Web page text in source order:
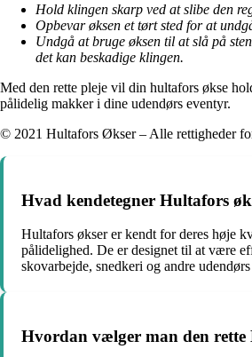
Hold klingen skarp ved at slibe den
Opbevar øksen et tørt sted for at
Undgå at bruge øksen til at slå på
det kan beskadige klingen.
Med den rette pleje vil din hultafors økse
pålidelig makker i dine udendørs eventyr.
© 2021 Hultafors Økser – Alle rettigheder
Hvad kendetegner Hultafors
Hultafors økser er kendt for deres høje
pålidelighed. De er designet til at være
skovarbejde, snedkeri og andre
Hvordan vælger man den rette